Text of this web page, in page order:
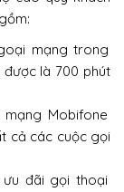
mạng trong
là 700 phút
Mobifone
cả các cuộc gọi
đãi gọi thoại